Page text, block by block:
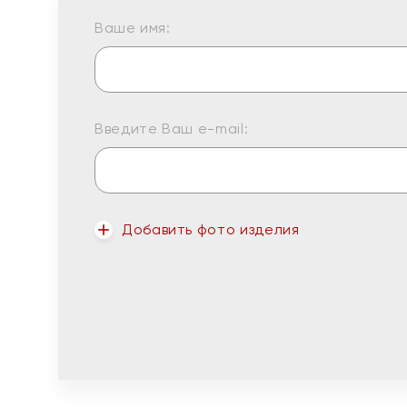
Ваше имя:
Введите Ваш e-mail:
Добавить фото изделия